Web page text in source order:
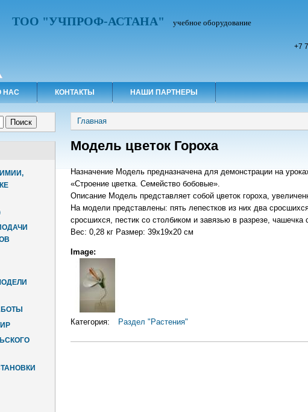
ТОО "УЧПРОФ-АСТАНА" учебное оборудование
+7
НАС КОНТАКТЫ НАШИ ПАРТНЕРЫ
Вы здесь
Главная
Модель цветок Гороха
Назначение Модель предназначена для демонстрации на
«Строение цветка. Семейство бобовые».
Описание Модель представляет собой цветок гороха,
На модели представлены: пять лепестков из них два
сросшихся, пестик со столбиком и завязью в разрезе,
Вес: 0,28 кг Размер: 39х19х20 см
Image:
Категория: Раздел "Растения"